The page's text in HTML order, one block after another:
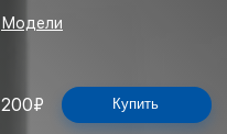
Модели
200₽ Купить